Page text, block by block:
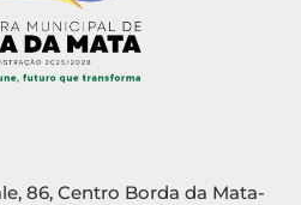
86, Centro Borda da Mata-